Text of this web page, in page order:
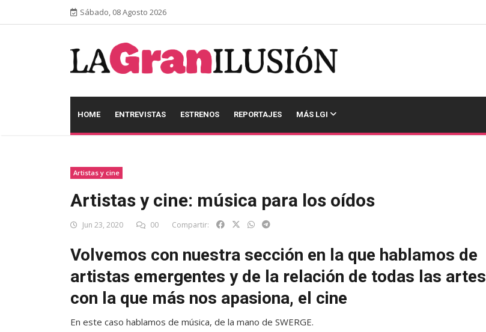
Sábado, 08 Agosto 2026
HOME ENTREVISTAS ESTRENOS REPORTAJES MÁS LGI
Artistas y cine
Artistas y cine: música para los oídos
Jun 23, 2020 00 Compartir:
Volvemos con nuestra sección en la que hablamos de
artistas emergentes y de la relación de todas las artes
con la que más nos apasiona, el cine
En este caso hablamos de música, de la mano de SWERGE.